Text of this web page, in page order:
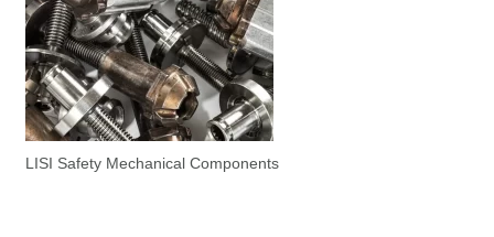
LISI Safety Mechanical Components